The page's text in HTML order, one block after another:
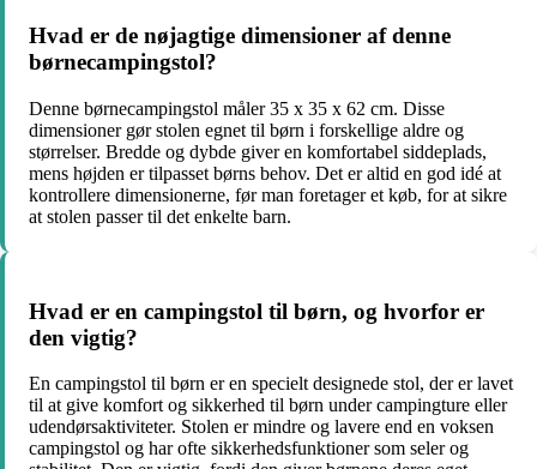
Hvad er de nøjagtige dimensioner af denne
børnecampingstol?
Denne børnecampingstol måler 35 x 35 x 62 cm. Disse
dimensioner gør stolen egnet til børn i forskellige aldre og
størrelser. Bredde og dybde giver en komfortabel siddeplads,
mens højden er tilpasset børns behov. Det er altid en god idé at
kontrollere dimensionerne, før man foretager et køb, for at sikre
at stolen passer til det enkelte barn.
Hvad er en campingstol til børn, og hvorfor er
den vigtig?
En campingstol til børn er en specielt designede stol, der er lavet
til at give komfort og sikkerhed til børn under campingture eller
udendørsaktiviteter. Stolen er mindre og lavere end en voksen
campingstol og har ofte sikkerhedsfunktioner som seler og